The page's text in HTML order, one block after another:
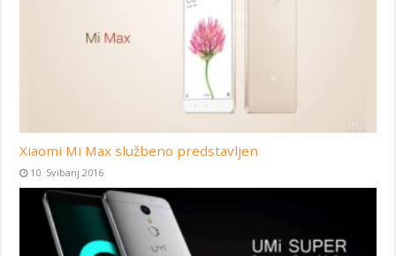
Xiaomi Mi Max službeno predstavljen
10. Svibanj 2016